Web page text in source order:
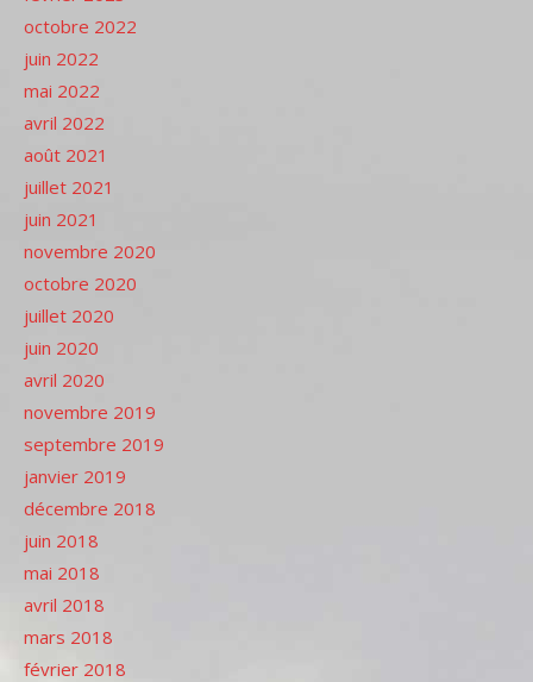
octobre 2022
juin 2022
mai 2022
avril 2022
août 2021
juillet 2021
juin 2021
novembre 2020
octobre 2020
juillet 2020
juin 2020
avril 2020
novembre 2019
septembre 2019
janvier 2019
décembre 2018
juin 2018
mai 2018
avril 2018
mars 2018
février 2018